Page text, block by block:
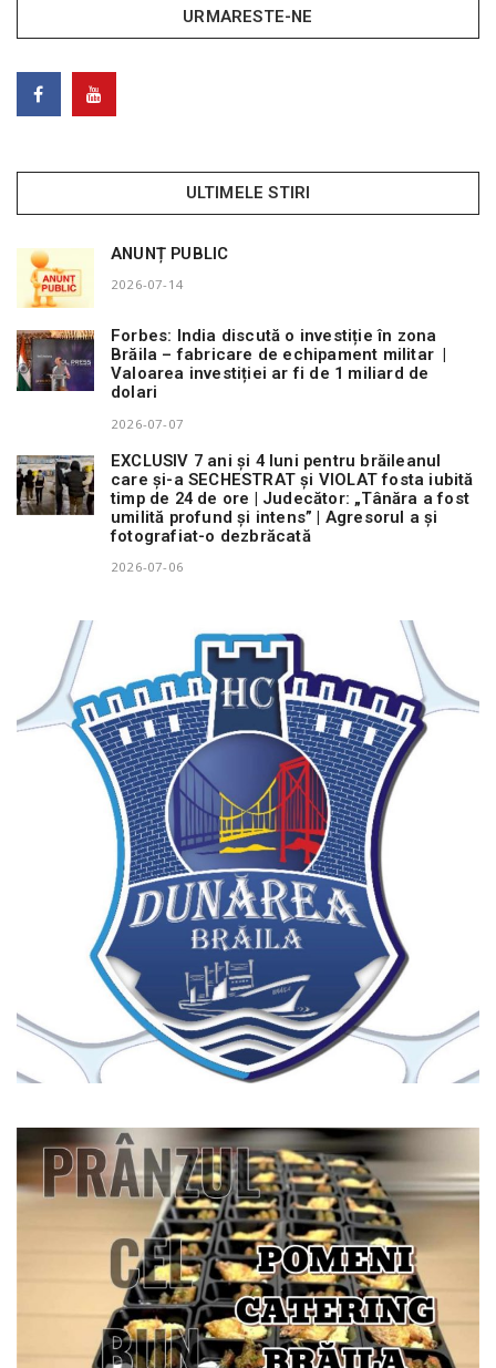
URMARESTE-NE
ULTIMELE STIRI
ANUNȚ PUBLIC
2026-07-14
Forbes: India discută o investiție în zona
Brăila – fabricare de echipament militar |
Valoarea investiției ar fi de 1 miliard de
dolari
2026-07-07
EXCLUSIV 7 ani și 4 luni pentru brăileanul
care și-a SECHESTRAT și VIOLAT fosta iubită
timp de 24 de ore | Judecător: „Tânăra a fost
umilită profund și intens” | Agresorul a și
fotografiat-o dezbrăcată
2026-07-06